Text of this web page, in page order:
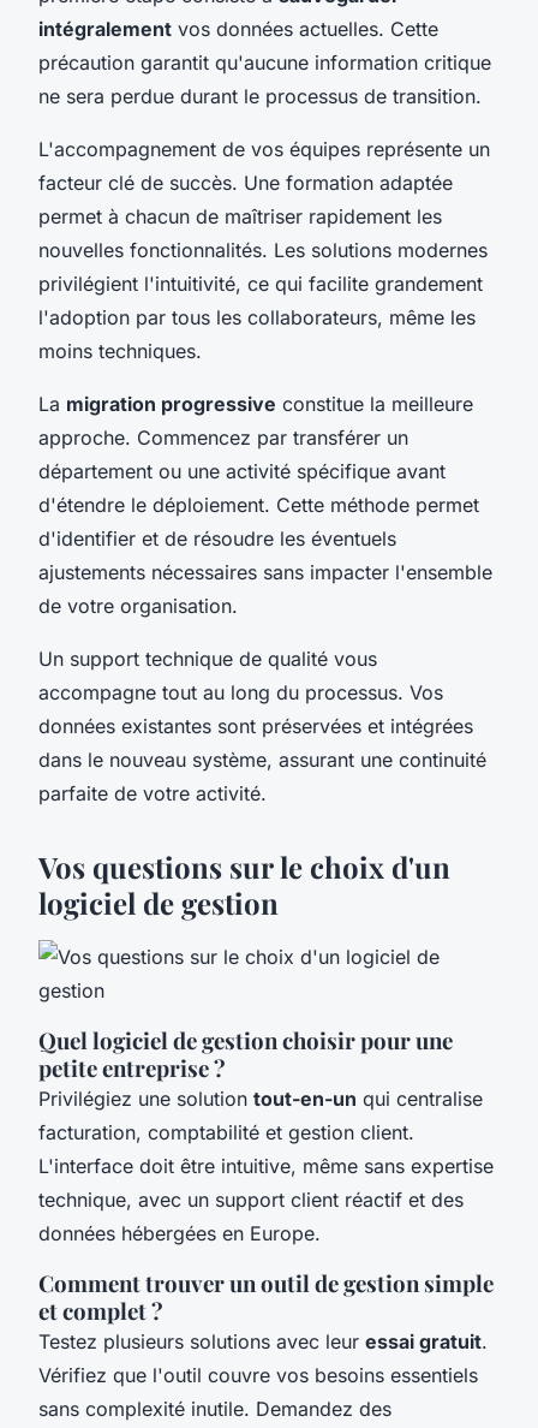
intégralement vos données actuelles. Cette
précaution garantit qu'aucune information critique
ne sera perdue durant le processus de transition.
L'accompagnement de vos équipes représente un
facteur clé de succès. Une formation adaptée
permet à chacun de maîtriser rapidement les
nouvelles fonctionnalités. Les solutions modernes
privilégient l'intuitivité, ce qui facilite grandement
l'adoption par tous les collaborateurs, même les
moins techniques.
La migration progressive constitue la meilleure
approche. Commencez par transférer un
département ou une activité spécifique avant
d'étendre le déploiement. Cette méthode permet
d'identifier et de résoudre les éventuels
ajustements nécessaires sans impacter l'ensemble
de votre organisation.
Un support technique de qualité vous
accompagne tout au long du processus. Vos
données existantes sont préservées et intégrées
dans le nouveau système, assurant une continuité
parfaite de votre activité.
Vos questions sur le choix d'un
logiciel de gestion
Quel logiciel de gestion choisir pour une
petite entreprise ?
Privilégiez une solution tout-en-un qui centralise
facturation, comptabilité et gestion client.
L'interface doit être intuitive, même sans expertise
technique, avec un support client réactif et des
données hébergées en Europe.
Comment trouver un outil de gestion simple
et complet ?
Testez plusieurs solutions avec leur essai gratuit.
Vérifiez que l'outil couvre vos besoins essentiels
sans complexité inutile. Demandez des